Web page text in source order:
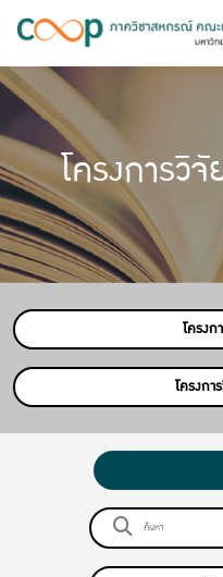
โครงการวิ
โครง
โครงกา